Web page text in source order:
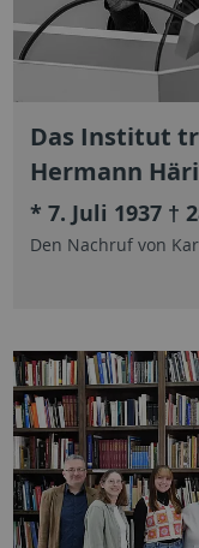
Das Institut
Hermann
* 7. Juli 1937 †
Den Nachruf von